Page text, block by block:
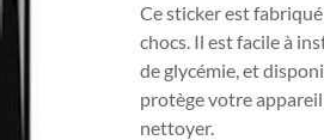
Ce sticker est
chocs. Il est facile à
de glycémie, et
protège votre
nettoyer.